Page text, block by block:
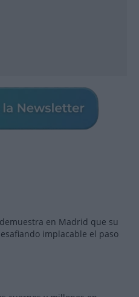
en Madrid que su
implacable el paso